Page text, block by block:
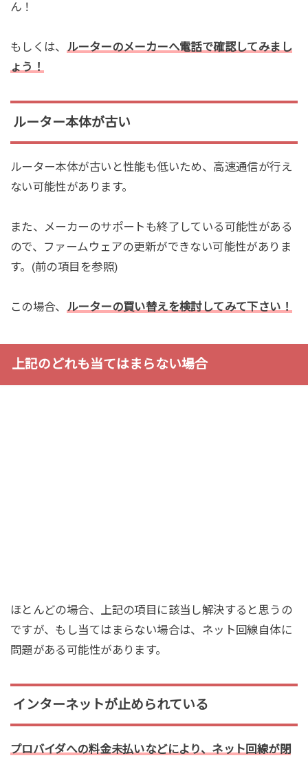
ん！
もしくは、
ルーターのメーカーへ電話で確認してみまし
ょう！
ルーター本体が古い
ルーター本体が古いと性能も低いため、高速通信が行え
ない可能性があります。
また、メーカーのサポートも終了している可能性がある
ので、ファームウェアの更新ができない可能性がありま
す。(前の項目を参照)
この場合、 ルーターの買い替えを検討してみて下さい！
上記のどれも当てはまらない場合
ほとんどの場合、上記の項目に該当し解決すると思うの
ですが、もし当てはまらない場合は、ネット回線自体に
問題がある可能性があります。
インターネットが止められている
プロバイダへの料金未払いなどにより、ネット回線が閉